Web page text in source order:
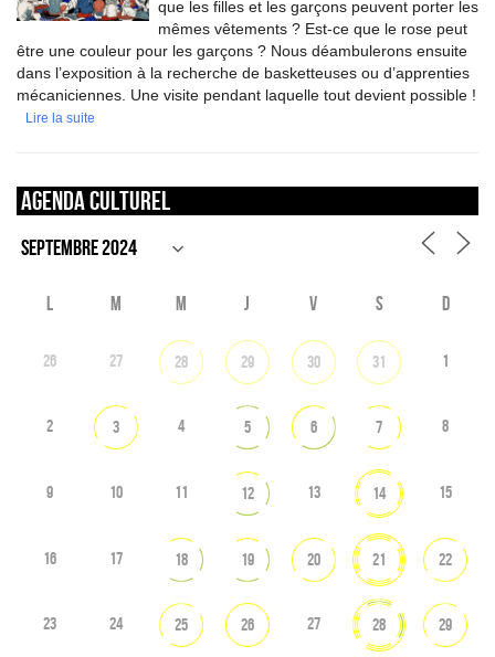
que les filles et les garçons peuvent porter les
mêmes vêtements ? Est-ce que le rose peut
être une couleur pour les garçons ? Nous déambulerons ensuite
dans l’exposition à la recherche de basketteuses ou d’apprenties
mécaniciennes. Une visite pendant laquelle tout devient possible !
Lire la suite
Agenda culturel
L M M J V S D
26 27 28 29 30 31 1
2 3 4 5 6 7 8
9 10 11 12 13 14 15
16 17 18 19 20 21 22
23 24 25 26 27 28 29